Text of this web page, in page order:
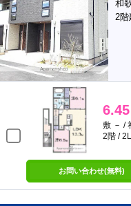
和
2階
6.45
敷 － /
2階 /
お問い合わせ(無料)